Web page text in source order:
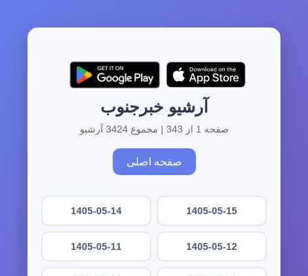
آرشیو خبرجنوب
صفحه 1 از 343 | مجموع 3424 آرشیو
صفحه اصلی
1405-05-15
1405-05-14
1405-05-12
1405-05-11